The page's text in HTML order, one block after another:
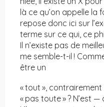
là ce qu’on appelle la
repose donc ici sur
terme sur ce qui, ce
Il n’existe pas de
me semble-t-il !
être un
« tout »,
« pas toute » ? N’est